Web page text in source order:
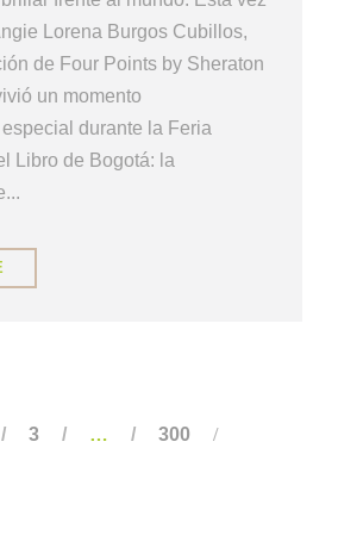
Lorena Burgos Cubillos,
de Four Points by Sheraton
un momento
durante la Feria
Libro de Bogotá: la
3 … 300